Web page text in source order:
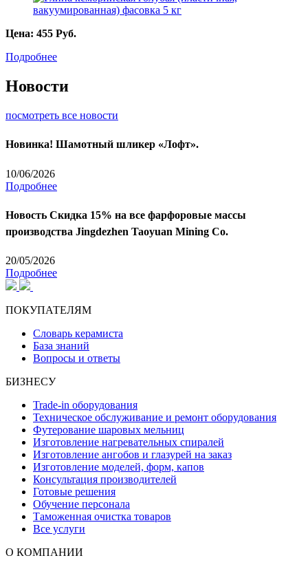
Цена: 455 Руб.
Подробнее
Новости
посмотреть все новости
Новинка! Шамотный шликер «Лофт».
10/06/2026
Подробнее
Новость Скидка 15% на все фарфоровые массы
производства Jingdezhen Taoyuan Mining Co.
20/05/2026
Подробнее
ПОКУПАТЕЛЯМ
Словарь керамиста
База знаний
Вопросы и ответы
БИЗНЕСУ
Trade-in оборудования
Техническое обслуживание и ремонт оборудования
Футерование шаровых мельниц
Изготовление нагревательных спиралей
Изготовление ангобов и глазурей на заказ
Изготовление моделей, форм, капов
Консультация производителей
Готовые решения
Обучение персонала
Таможенная очистка товаров
Все услуги
О КОМПАНИИ